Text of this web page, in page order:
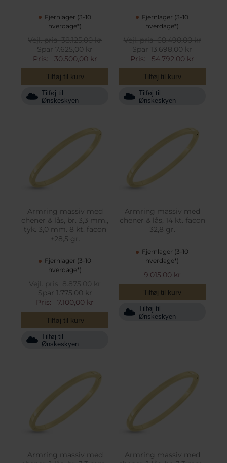
Fjernlager (3-10
hverdage*)
Vejl. pris38.125,00 kr
Spar 7.625,00 kr
Pris:
30.500,00 kr
Tilføj til kurv
Tilføj til
Ønskeskyen
Fjernlager (3-10
hverdage*)
Vejl. pris68.490,00 kr
Spar 13.698,00 kr
Pris:
54.792,00 kr
Tilføj til kurv
Tilføj til
Ønskeskyen
Armring massiv med
chener & lås, br. 3,3 mm.,
tyk. 3,0 mm. 8 kt. facon
+28,5 gr.
Fjernlager (3-10
hverdage*)
Vejl. pris8.875,00 kr
Spar 1.775,00 kr
Pris:
7.100,00 kr
Tilføj til kurv
Tilføj til
Ønskeskyen
Armring massiv med
chener & lås, 14 kt. facon
32,8 gr.
Fjernlager (3-10
hverdage*)
9.015,00 kr
Tilføj til kurv
Tilføj til
Ønskeskyen
Armring massiv med
Armring massiv med